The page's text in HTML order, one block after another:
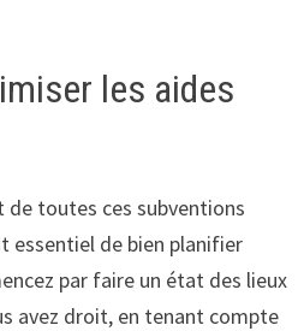
les aides
toutes ces subventions
essentiel de bien planifier
par faire un état des lieux
avez droit, en tenant compte